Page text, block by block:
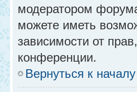
модератором
можете иметь
зависимости от
конференции.
Вернуться к началу